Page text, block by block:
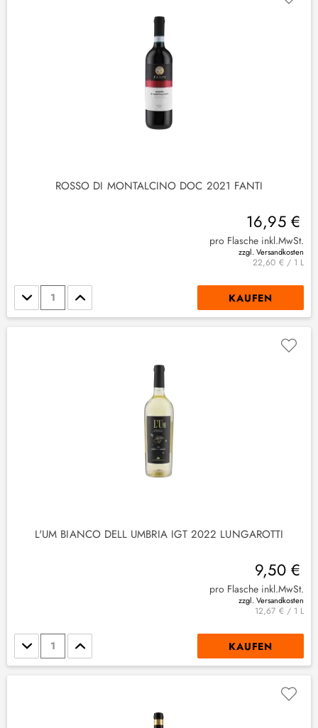
ROSSO DI MONTALCINO DOC 2021 FANTI
16,95 €
pro Flasche inkl.MwSt.
zzgl. Versandkosten
22,60 € / 1 L
Stückzahl KAUFEN
L'UM BIANCO DELL UMBRIA IGT 2022 LUNGAROTTI
9,50 €
pro Flasche inkl.MwSt.
zzgl. Versandkosten
12,67 € / 1 L
Stückzahl KAUFEN